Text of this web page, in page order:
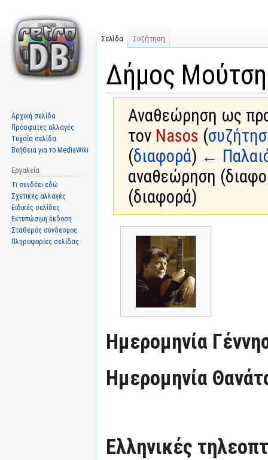
Δήμος
Αναθεώρηση ως
τον Nasos (
(διαφορά) ←
αναθεώρηση
(διαφορά)
Ημερομηνία
Ημερομηνία
Ελληνικές
Σελίδα Συζήτηση
Αρχική σελίδα
Πρόσφατες αλλαγές
Τυχαία σελίδα
Βοήθεια για το MediaWiki
Εργαλεία
Τι συνδέει εδώ
Σχετικές αλλαγές
Ειδικές σελίδες
Εκτυπώσιμη έκδοση
Σταθερός σύνδεσμος
Πληροφορίες σελίδας